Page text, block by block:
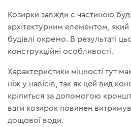
Козирки завжди є частиною
архітектурним елементом,
будівлі окремо. В результаті
конструкційні особливості.
Характеристики міцності тут
ніж у навісів, так як цей вид
кріпиться за допомогою
ваги козирок повинен
дощової води.